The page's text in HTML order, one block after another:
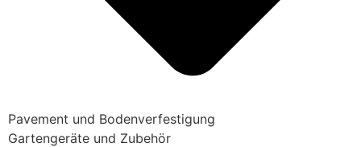
Pavement und Bodenverfestigung
Gartengeräte und Zubehör